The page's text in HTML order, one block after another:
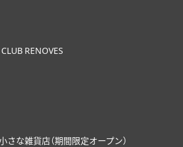
RENOVES
な雑貨店（期間限定オープン）